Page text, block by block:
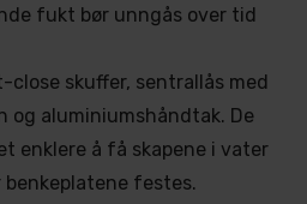
fukt bør unngås over tid
close skuffer, sentrallås med
og aluminiumshåndtak. De
enklere å få skapene i vater
festes.